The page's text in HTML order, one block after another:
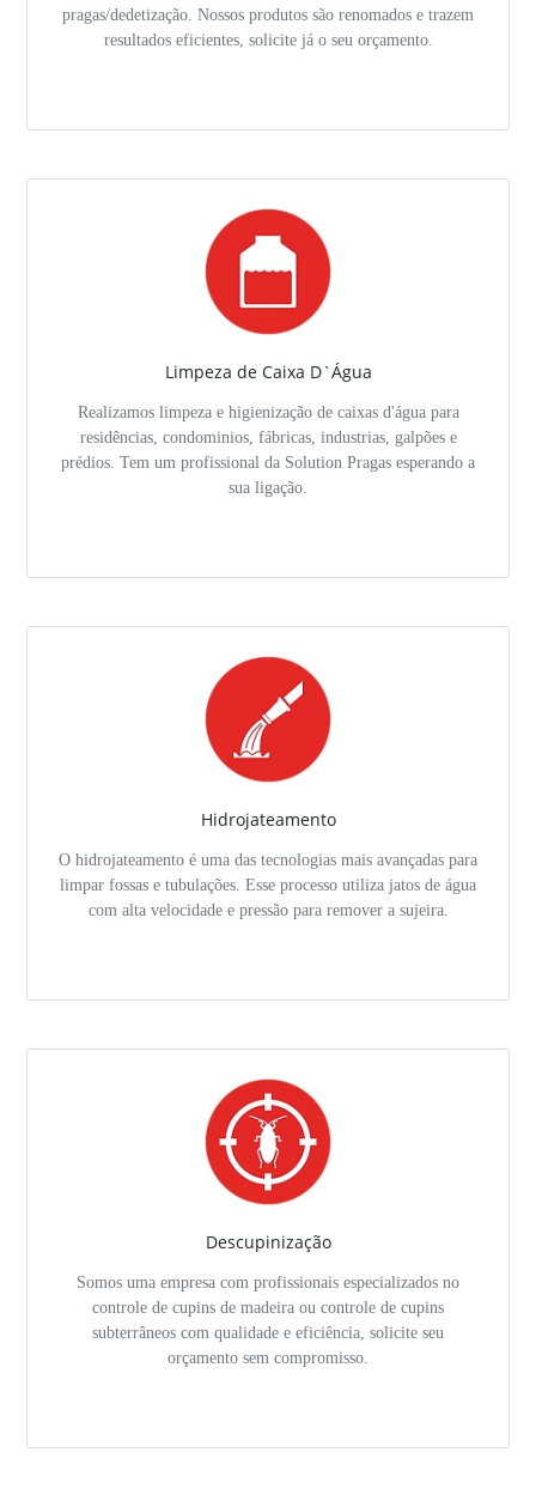
pragas/dedetização. Nossos produtos são renomados e trazem
resultados eficientes, solicite já o seu orçamento.
Limpeza de Caixa D`Água
Realizamos limpeza e higienização de caixas d'água para
residências, condominios, fábricas, industrias, galpões e
prédios. Tem um profissional da Solution Pragas esperando a
sua ligação.
Hidrojateamento
O hidrojateamento é uma das tecnologias mais avançadas para
limpar fossas e tubulações. Esse processo utiliza jatos de água
com alta velocidade e pressão para remover a sujeira.
Descupinização
Somos uma empresa com profissionais especializados no
controle de cupins de madeira ou controle de cupins
subterrâneos com qualidade e eficiência, solicite seu
orçamento sem compromisso.